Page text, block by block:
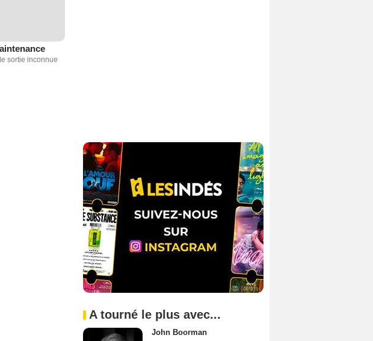
sortie inconnue
A tourné le plus avec...
John Boorman